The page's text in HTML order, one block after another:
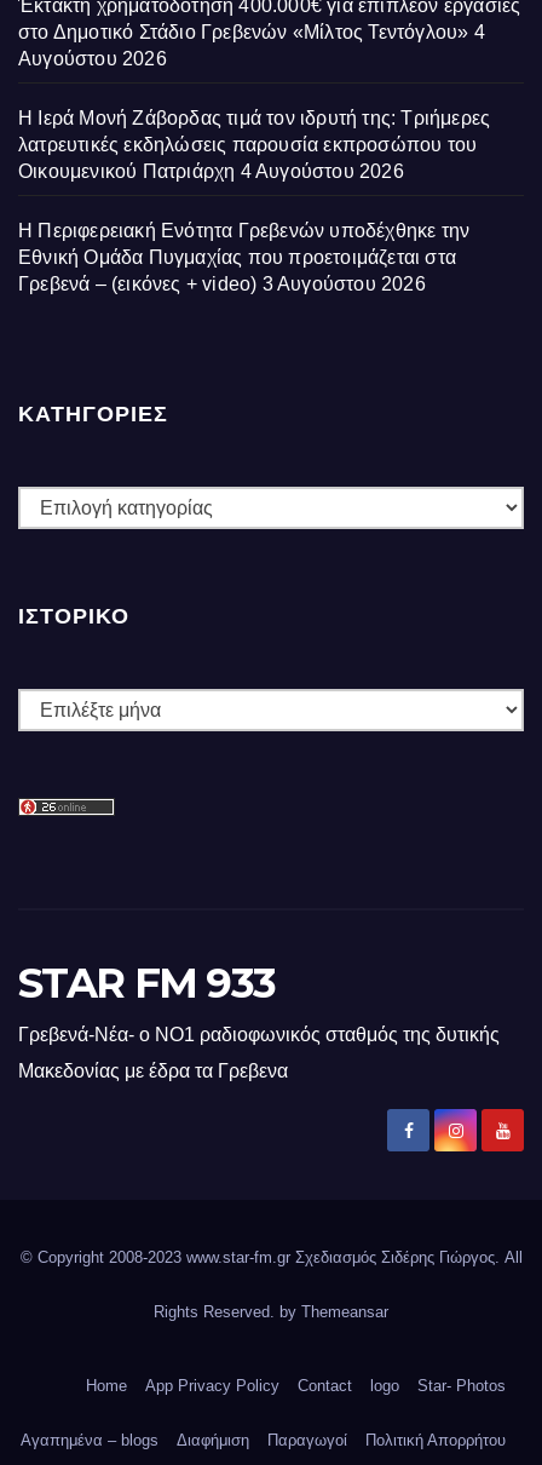
Έκτακτη χρηματοδότηση 400.000€ για επιπλέον εργασίες
στο Δημοτικό Στάδιο Γρεβενών «Μίλτος Τεντόγλου» 4
Αυγούστου 2026
Η Ιερά Μονή Ζάβορδας τιμά τον ιδρυτή της: Τριήμερες
λατρευτικές εκδηλώσεις παρουσία εκπροσώπου του
Οικουμενικού Πατριάρχη 4 Αυγούστου 2026
Η Περιφερειακή Ενότητα Γρεβενών υποδέχθηκε την
Εθνική Ομάδα Πυγμαχίας που προετοιμάζεται στα
Γρεβενά – (εικόνες + video) 3 Αυγούστου 2026
ΚΑΤΗΓΟΡΙΕΣ
ΚΑΤΗΓΟΡΙΕΣ
ΙΣΤΟΡΙΚΌ
Ιστορικό
STAR FM 933
Γρεβενά-Νέα- ο ΝΟ1 ραδιοφωνικός σταθμός της δυτικής
Μακεδονίας με έδρα τα Γρεβενα
© Copyright 2008-2023 www.star-fm.gr Σχεδιασμός Σιδέρης Γιώργος. All
Rights Reserved. by Themeansar
Home App Privacy Policy Contact logo Star- Photos
Αγαπημένα – blogs Διαφήμιση Παραγωγοί Πολιτική Απορρήτου